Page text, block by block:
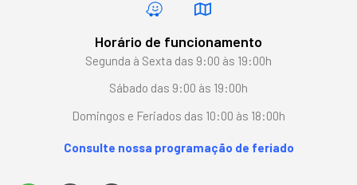
Horário de funcionamento
Segunda à Sexta das 9:00 às 19:00h
Sábado das 9:00 às 19:00h
Domingos e Feriados das 10:00 às 18:00h
Consulte nossa programação de feriado